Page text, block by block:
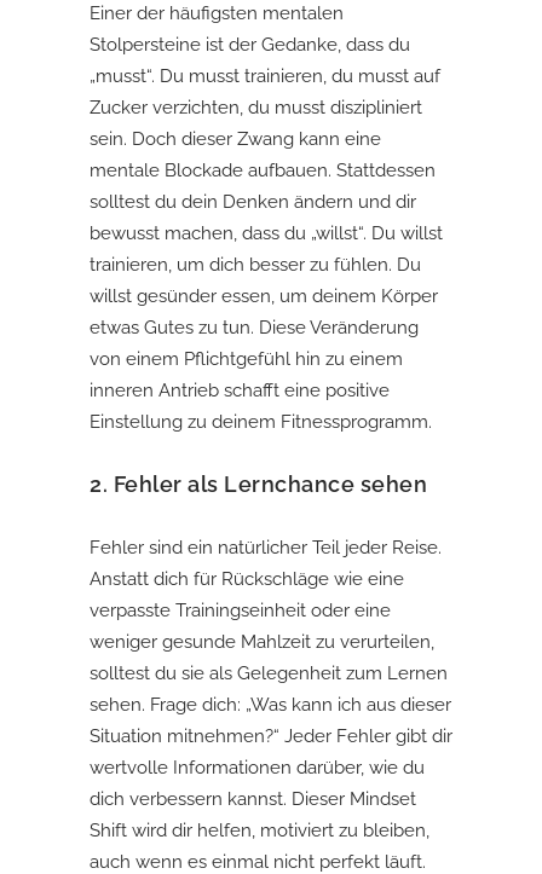
Einer der häufigsten mentalen
Stolpersteine ist der Gedanke, dass du
„musst“. Du musst trainieren, du musst auf
Zucker verzichten, du musst diszipliniert
sein. Doch dieser Zwang kann eine
mentale Blockade aufbauen. Stattdessen
solltest du dein Denken ändern und dir
bewusst machen, dass du „willst“. Du willst
trainieren, um dich besser zu fühlen. Du
willst gesünder essen, um deinem Körper
etwas Gutes zu tun. Diese Veränderung
von einem Pflichtgefühl hin zu einem
inneren Antrieb schafft eine positive
Einstellung zu deinem Fitnessprogramm.
2. Fehler als Lernchance sehen
Fehler sind ein natürlicher Teil jeder Reise.
Anstatt dich für Rückschläge wie eine
verpasste Trainingseinheit oder eine
weniger gesunde Mahlzeit zu verurteilen,
solltest du sie als Gelegenheit zum Lernen
sehen. Frage dich: „Was kann ich aus dieser
Situation mitnehmen?“ Jeder Fehler gibt dir
wertvolle Informationen darüber, wie du
dich verbessern kannst. Dieser Mindset
Shift wird dir helfen, motiviert zu bleiben,
auch wenn es einmal nicht perfekt läuft.